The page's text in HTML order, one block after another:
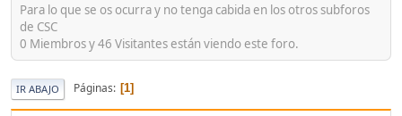
Para lo que se os ocurra y no tenga cabida en los otros subforos
de CSC
0 Miembros y 46 Visitantes están viendo este foro.
IR ABAJO Páginas 1